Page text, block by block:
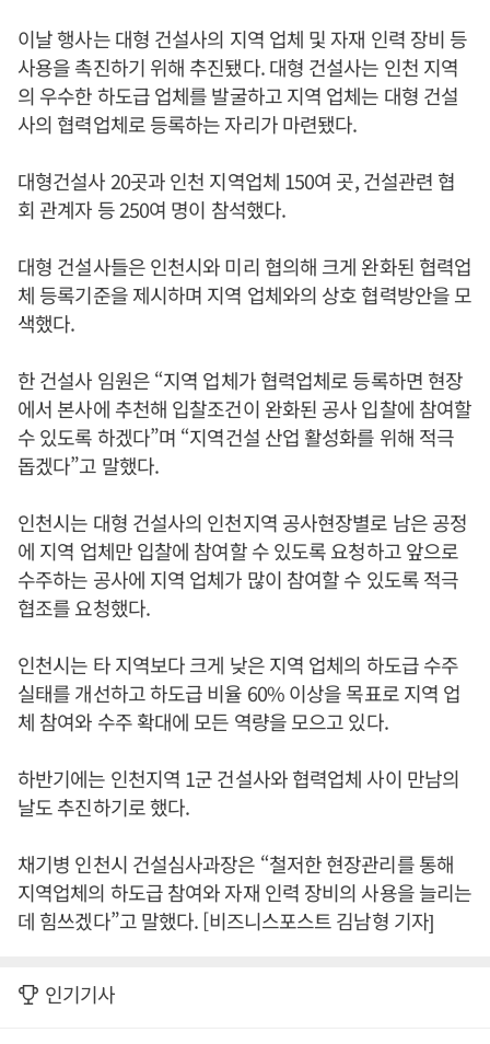
이날 행사는 대형 건설사의 지역 업체 및 자재 인력 장비 등
사용을 촉진하기 위해 추진됐다. 대형 건설사는 인천 지역
의 우수한 하도급 업체를 발굴하고 지역 업체는 대형 건설
사의 협력업체로 등록하는 자리가 마련됐다.
대형건설사 20곳과 인천 지역업체 150여 곳, 건설관련 협
회 관계자 등 250여 명이 참석했다.
대형 건설사들은 인천시와 미리 협의해 크게 완화된 협력업
체 등록기준을 제시하며 지역 업체와의 상호 협력방안을 모
색했다.
한 건설사 임원은 “지역 업체가 협력업체로 등록하면 현장
에서 본사에 추천해 입찰조건이 완화된 공사 입찰에 참여할
수 있도록 하겠다”며 “지역건설 산업 활성화를 위해 적극
돕겠다”고 말했다.
인천시는 대형 건설사의 인천지역 공사현장별로 남은 공정
에 지역 업체만 입찰에 참여할 수 있도록 요청하고 앞으로
수주하는 공사에 지역 업체가 많이 참여할 수 있도록 적극
협조를 요청했다.
인천시는 타 지역보다 크게 낮은 지역 업체의 하도급 수주
실태를 개선하고 하도급 비율 60% 이상을 목표로 지역 업
체 참여와 수주 확대에 모든 역량을 모으고 있다.
하반기에는 인천지역 1군 건설사와 협력업체 사이 만남의
날도 추진하기로 했다.
채기병 인천시 건설심사과장은 “철저한 현장관리를 통해
지역업체의 하도급 참여와 자재 인력 장비의 사용을 늘리는
데 힘쓰겠다”고 말했다. [비즈니스포스트 김남형 기자]
인기기사